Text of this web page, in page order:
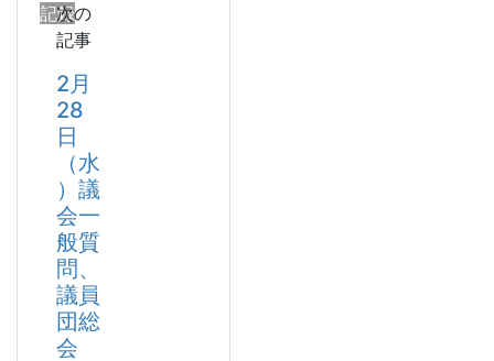
記録次の
記事
2月
28
日
（水
）議
会一
般質
問、
議員
団総
会